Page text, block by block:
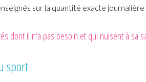
sur la quantité exacte
dont il n’a pas besoin et qui nuisent à sa
sport